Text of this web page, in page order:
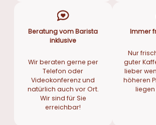
Beratung vom Barista
inklusive
Wir beraten gerne per
Telefon oder
Videokonferenz und
natürlich auch vor Ort.
Wir sind für Sie
erreichbar!
Immer
Nur
guter
lieber
höheren
liegen